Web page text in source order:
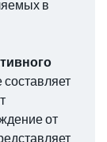
в
составляет
от